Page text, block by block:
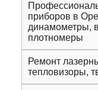
приборов в
динамометры,
плотномеры
Ремонт
тепловизоры,